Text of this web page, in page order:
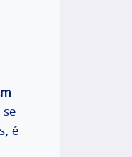
é